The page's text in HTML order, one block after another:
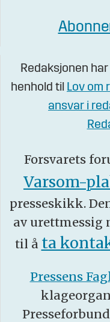
Redaksjonen
henhold til Lov om
ansvar i
Forsvarets
Varsom-
presseskikk.
av urettmessig
til å ta
Pressens